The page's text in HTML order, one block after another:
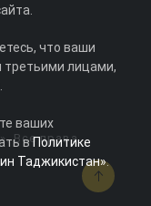
Все права
что ваши
третьими лицами,
ваших
вПолитике
Таджикистан».